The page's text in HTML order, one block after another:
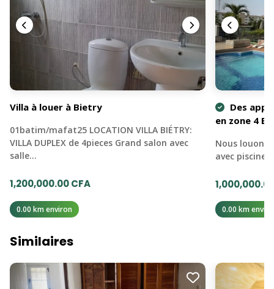
Villa à louer à Bietry
01batim/mafat25 LOCATION VILLA BIÉTRY:
VILLA DUPLEX de 4pieces Grand salon avec
salle…
1,200,000.00 CFA
0.00 km environ
Des
en zone 4
Nous louons
avec
0.00 km
Similaires